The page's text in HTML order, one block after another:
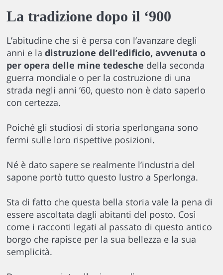
La tradizione dopo il ‘900
L’abitudine che si è persa con l’avanzare degli
anni e la distruzione dell’edificio, avvenuta o
per opera delle mine tedesche della seconda
guerra mondiale o per la costruzione di una
strada negli anni ’60, questo non è dato saperlo
con certezza.
Poiché gli studiosi di storia sperlongana sono
fermi sulle loro rispettive posizioni.
Né è dato sapere se realmente l’industria del
sapone portò tutto questo lustro a Sperlonga.
Sta di fatto che questa bella storia vale la pena di
essere ascoltata dagli abitanti del posto. Così
come i racconti legati al passato di questo antico
borgo che rapisce per la sua bellezza e la sua
semplicità.